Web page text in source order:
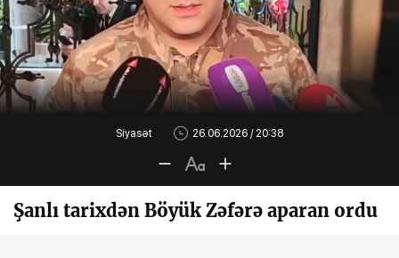
Siyasət 26.06.2026 / 20:38
Şanlı tarixdən Böyük Zəfərə aparan ordu